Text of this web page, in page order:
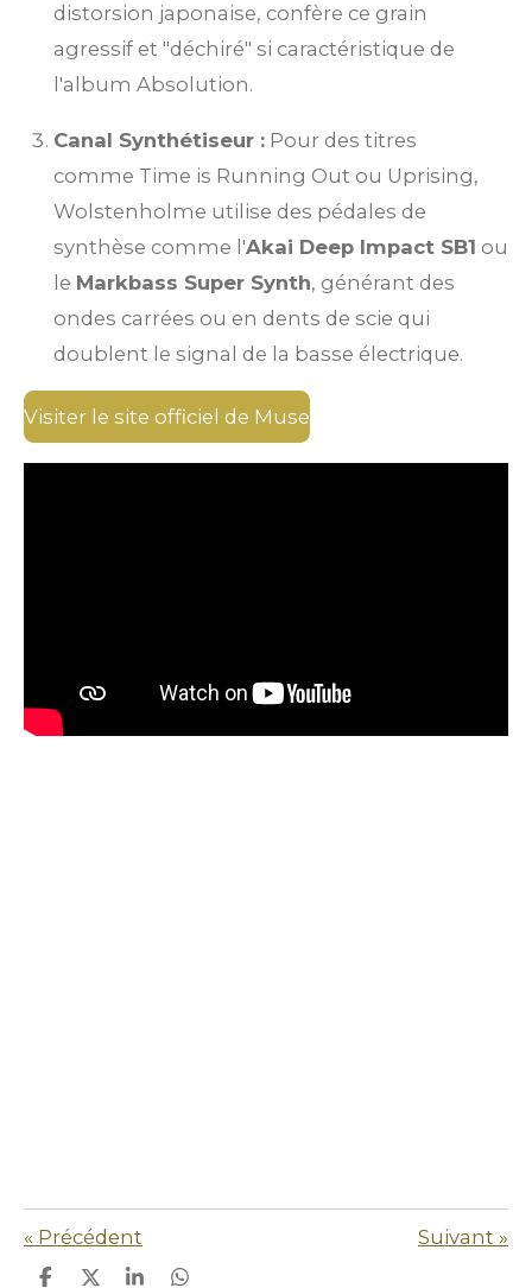
distorsion japonaise, confère ce grain
agressif et "déchiré" si caractéristique de
l'album Absolution.
Canal Synthétiseur : Pour des titres
comme Time is Running Out ou Uprising,
Wolstenholme utilise des pédales de
synthèse comme l'Akai Deep Impact SB1 ou
le Markbass Super Synth, générant des
ondes carrées ou en dents de scie qui
doublent le signal de la basse électrique.
Visiter le site officiel de Muse
« Précédent Suivant »